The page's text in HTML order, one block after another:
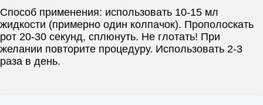
Способ применения: использовать 10-15 мл
жидкости (примерно один колпачок). Прополоскать
рот 20-30 секунд, сплюнуть. Не глотать! При
желании повторите процедуру. Использовать 2-3
раза в день.